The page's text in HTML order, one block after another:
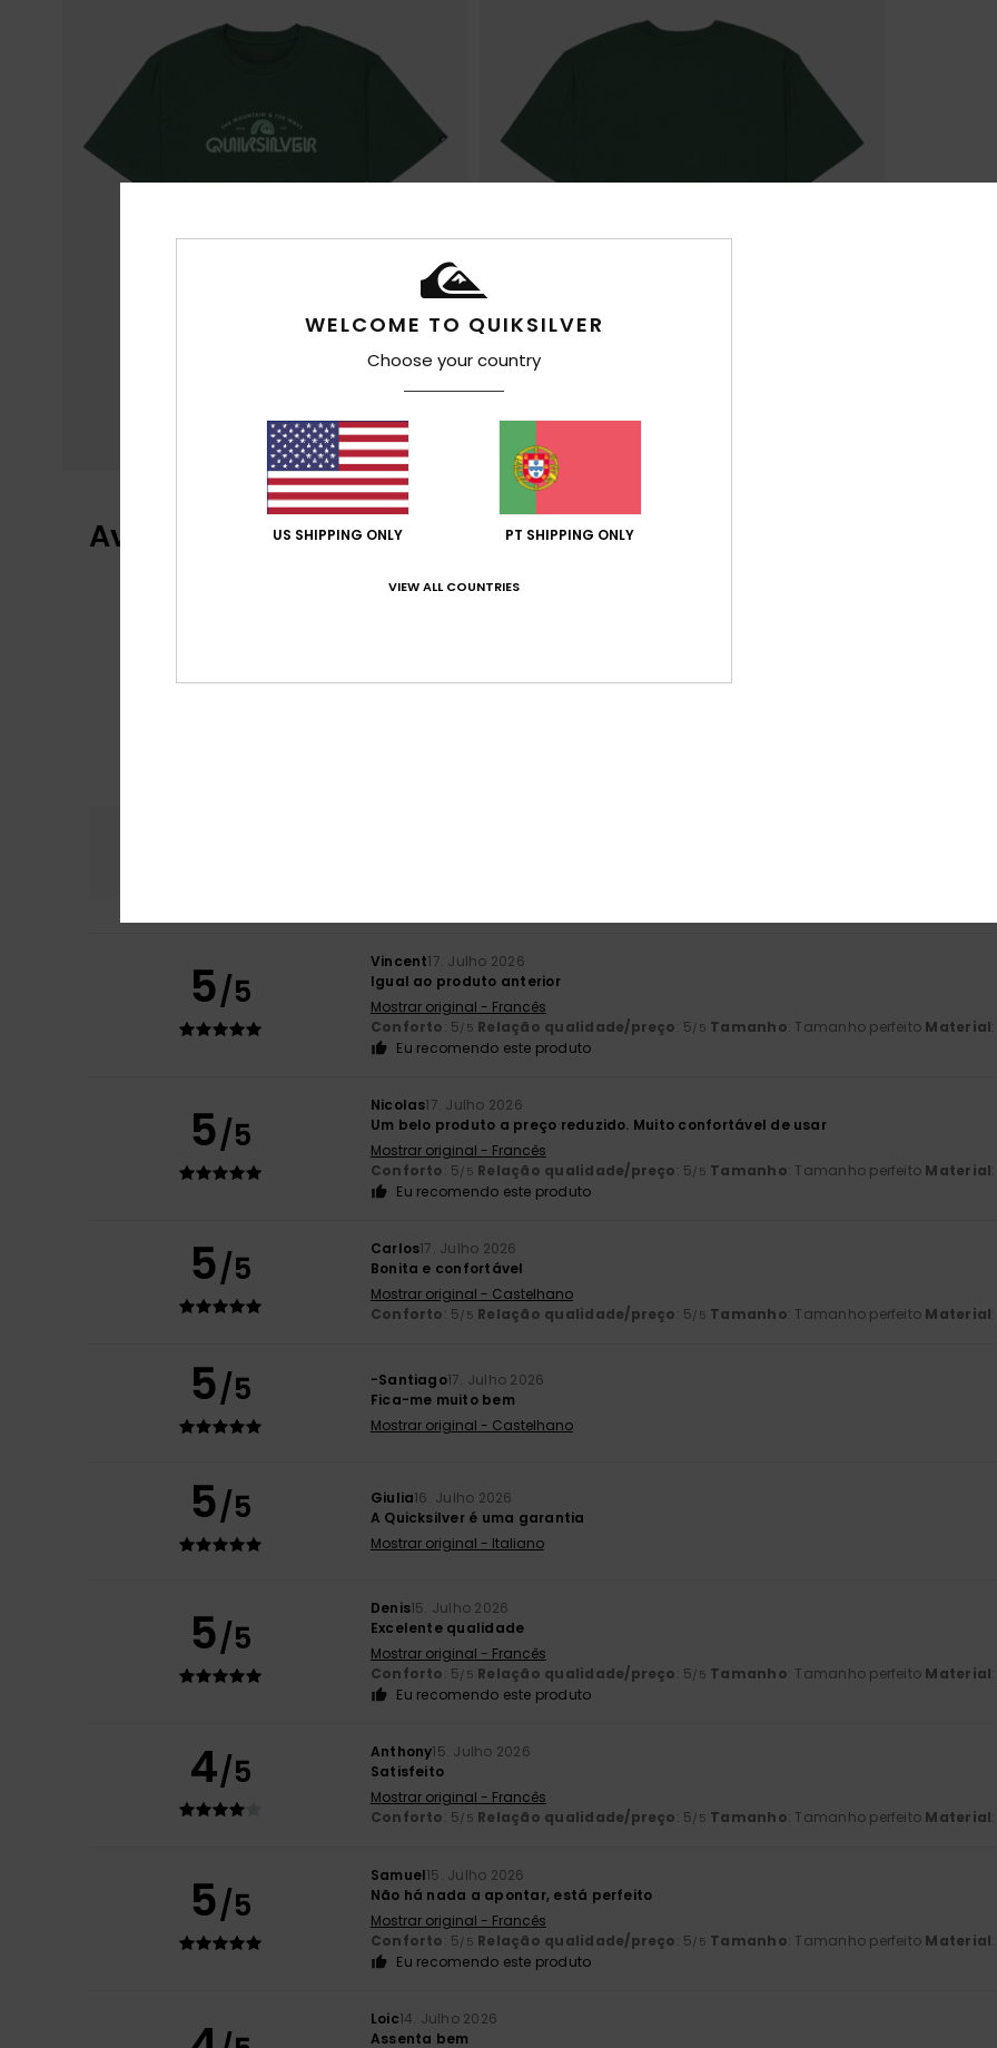
Avaliações dos clientes
4.6
5/5
Vincent17. Julho 2026
Igual ao produto anterior
Mostrar original - Francês
Conforto: 5/5 Relação qualidade/preço: 5/5 Tamanho: Tamanho perfeito Material
Eu recomendo este produto
5/5
Nicolas17. Julho 2026
Um belo produto a preço reduzido. Muito confortável de usar
Mostrar original - Francês
Conforto: 5/5 Relação qualidade/preço: 5/5 Tamanho: Tamanho perfeito Material
Eu recomendo este produto
5/5 Carlos17. Julho 2026
Bonita e confortável
Mostrar original - Castelhano
Conforto: 5/5 Relação qualidade/preço: 5/5 Tamanho: Tamanho perfeito Material
5/5 -Santiago17. Julho 2026
Fica-me muito bem
Mostrar original - Castelhano
5/5 Giulia16. Julho 2026
A Quicksilver é uma garantia
Mostrar original - Italiano
5/5
Denis15. Julho 2026
Excelente qualidade
Mostrar original - Francês
Conforto: 5/5 Relação qualidade/preço: 5/5 Tamanho: Tamanho perfeito Material
Eu recomendo este produto
4/5 Anthony15. Julho 2026
Satisfeito
Mostrar original - Francês
Conforto: 5/5 Relação qualidade/preço: 5/5 Tamanho: Tamanho perfeito Material
5/5
Samuel15. Julho 2026
Não há nada a apontar, está perfeito
Mostrar original - Francês
Conforto: 5/5 Relação qualidade/preço: 5/5 Tamanho: Tamanho perfeito Material
Eu recomendo este produto
Loic14. Julho 2026
Assenta bem
WELCOME TO QUIKSILVER
Choose your country
US SHIPPING ONLY PT SHIPPING ONLY
VIEW ALL COUNTRIES